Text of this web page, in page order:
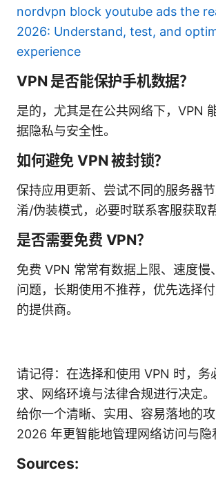
nordvpn block youtube ads the
2026: Understand, test, and
experience
VPN 是否能保护手机数据？
是的，尤其是在公共网络下，VPN
据隐私与安全性。
如何避免 VPN 被封锁？
保持应用更新、尝试不同的服务器
淆/伪装模式，必要时联系客服获取帮
是否需要免费 VPN？
免费 VPN 常常有数据上限、速度慢
问题，长期使用不推荐，优先选择
的提供商。
请记得：在选择和使用 VPN 时，务
求、网络环境与法律合规进行决定
给你一个清晰、实用、容易落地的
2026 年更智能地管理网络访问与隐
Sources: